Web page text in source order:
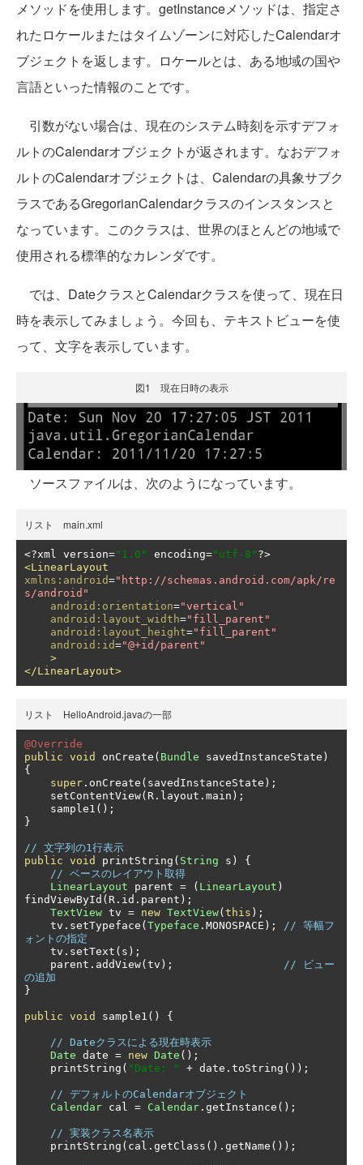
メソッドを使用します。getInstanceメソッドは、指定さ
れたロケールまたはタイムゾーンに対応したCalendarオ
ブジェクトを返します。ロケールとは、ある地域の国や
言語といった情報のことです。
引数がない場合は、現在のシステム時刻を示すデフォ
ルトのCalendarオブジェクトが返されます。なおデフォ
ルトのCalendarオブジェクトは、Calendarの具象サブク
ラスであるGregorianCalendarクラスのインスタンスと
なっています。このクラスは、世界のほとんどの地域で
使用される標準的なカレンダです。
では、DateクラスとCalendarクラスを使って、現在日
時を表示してみましょう。今回も、テキストビューを使
って、文字を表示しています。
図1 現在日時の表示
ソースファイルは、次のようになっています。
リスト main.xml
<?xml version="1.0" encoding="utf-8" ?>
<LinearLayout
xmlns:android="http://schemas.android.com/apk/re
s/android"
android:orientation="vertical"
android:layout_width="fill_parent"
android:layout_height="fill_parent"
android:id="@+id/parent"
>
</LinearLayout>
リスト HelloAndroid.javaの一部
@Override
public void onCreate ( Bundle savedInstanceState )
{
super . onCreate ( savedInstanceState );
    setContentView
( R . layout . main );
    sample1
();
}
// 文字列の1行表示
public void printString ( String s )
{
// ベースのレイアウト取得
LinearLayout parent = ( LinearLayout )
findViewById ( R . id . parent );
TextView tv = new TextView( this );
    tv
. setTypeface ( Typeface . MONOSPACE );
// 等幅フ
ォントの指定
    tv
. setText ( s );
    parent
. addView( tv );
// ビュー
の追加
}
public void sample1 () {
// Dateクラスによる現在時表示
Date date = new Date ();
    printString
( "Date: " + date . toString ());
// デフォルトのCalendarオブジェクト
Calendar cal = Calendar . getInstance ();
// 実装クラス名表示
    printString
( cal . getClass (). getName ());